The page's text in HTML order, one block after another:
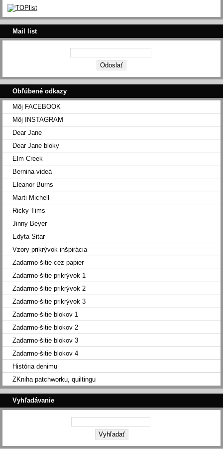
Mail list
Obľúbené odkazy
Môj FACEBOOK
Môj INSTAGRAM
Dear Jane
Dear Jane bloky
Elm Creek
Bernina-videá
Eleanor Burns
Marti Michell
Ricky Tims
Jinny Beyer
Edyta Sitar
Vzory prikrývok-inšpirácia
Zadarmo-šitie cez papier
Zadarmo-šitie prikrývok 1
Zadarmo-šitie prikrývok 2
Zadarmo-šitie prikrývok 3
Zadarmo-šitie blokov 1
Zadarmo-šitie blokov 2
Zadarmo-šitie blokov 3
Zadarmo-šitie blokov 4
História denimu
ZKniha patchworku, quiltingu
Vyhľadávanie